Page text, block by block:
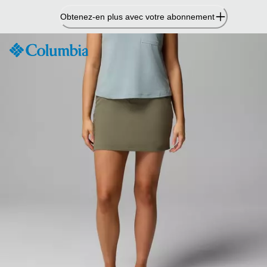
contenu
Obtenez-en plus avec votre abonnement